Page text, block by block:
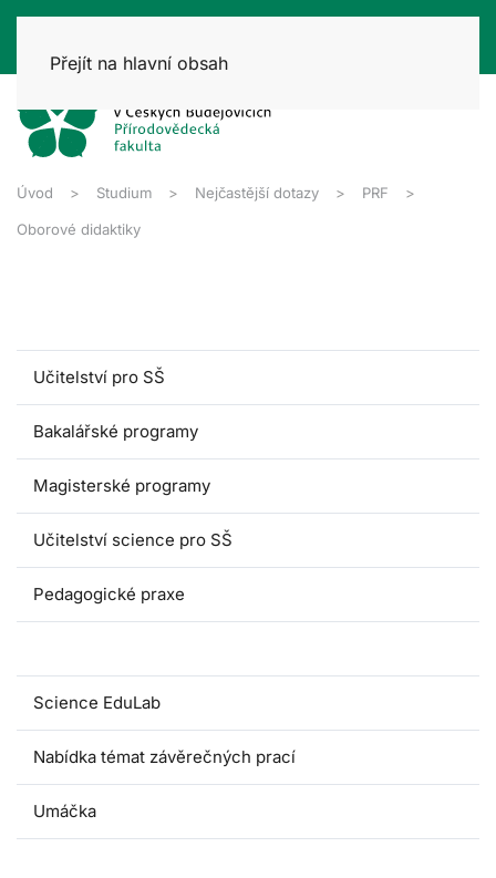
Přejít na hlavní obsah
Úvod Studium Nejčastější dotazy PRF
Oborové didaktiky
Učitelství pro SŠ
Bakalářské programy
Magisterské programy
Učitelství science pro SŠ
Pedagogické praxe
Science EduLab
Nabídka témat závěrečných prací
Umáčka